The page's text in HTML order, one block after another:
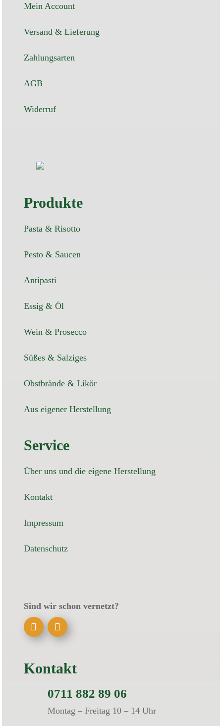
Mein Account
Versand & Lieferung
Zahlungsarten
AGB
Widerruf
Produkte
Pasta & Risotto
Pesto & Saucen
Antipasti
Essig & Öl
Wein & Prosecco
Süßes & Salziges
Obstbrände & Likör
Aus eigener Herstellung
Service
Über uns und die eigene Herstellung
Kontakt
Impressum
Datenschutz
Sind wir schon vernetzt?
Kontakt
0711 882 89 06
Montag – Freitag 10 – 14 Uhr